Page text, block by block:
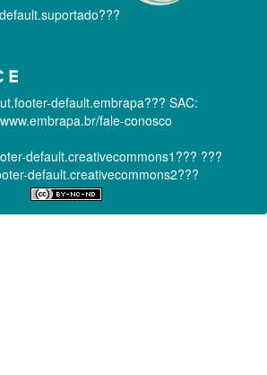
default.embrapa??? SAC:
fale-conosco
default.creativecommons1??? ???
default.creativecommons2???